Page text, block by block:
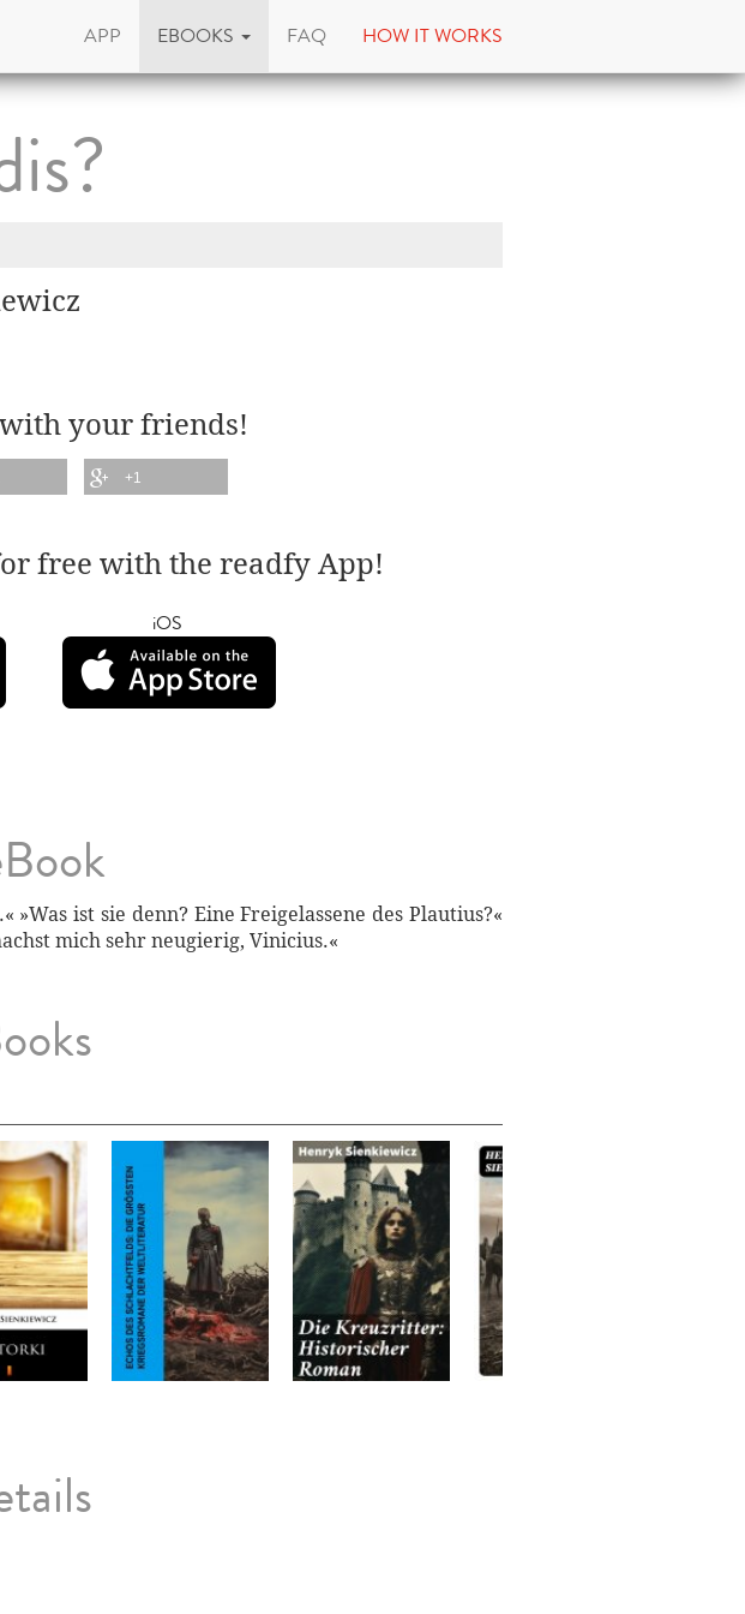
APP EBOOKS FAQ HOW IT WORKS
your friends!
+1
free with the readfy App!
iOS
ist sie denn? Eine Freigelassene des Plautius?«
mich sehr neugierig, Vinicius.«